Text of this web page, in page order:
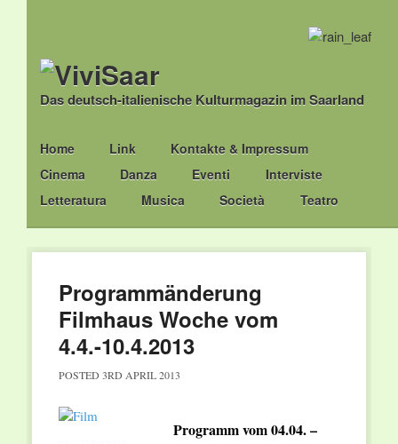
Das deutsch-italienische Kulturmagazin im Saarland
Main menu
Skip
to
content
Home Link
Kontakte & Impressum
Cinema
Danza Eventi
Interviste
Letteratura
Musica Società Teatro
Programmänderung
Filmhaus Woche vom
4.4.-10.4.2013
POSTED 3RD APRIL 2013
Programm vom 04.04. –